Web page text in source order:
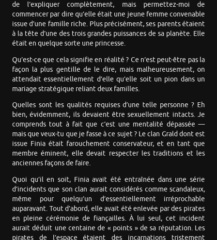
de l’expliquer complètement, mais permettez-moi de
commencer par dire qu’elle était une jeune femme convenable
issue d’une famille riche. Plus précisément, ses parents étaient
à la tête d’une des trois grandes puissances de sa planète. Elle
était en quelque sorte une princesse.
Qu’est-ce que cela signifie en réalité ? Ce n’est peut-être pas la
façon la plus gentille de le dire, mais malheureusement, on
attendait essentiellement d’elle qu’elle soit un pion dans un
mariage stratégique reliant deux familles.
Quelles sont les qualités requises d’une telle personne ? Eh
bien, évidemment, ils devaient être sexuellement intacts. Je
comprends tout à fait que c’est une mentalité dépassée —
mais que veux-tu que je fasse à ce sujet ? Le clan Grald dont est
issue Finia était farouchement conservateur, et en tant que
membre éminent, elle devait respecter les traditions et les
anciennes façons de faire.
Quoi qu’il en soit, Finia avait été entraînée dans une série
d’incidents que son clan aurait considérés comme scandaleux,
même pour quelqu’un d’essentiellement irréprochable
auparavant. Tout d’abord, elle avait été enlevée par des pirates
en pleine cérémonie de fiançailles. À lui seul, cet incident
aurait déduit une centaine de « points » de sa réputation. Les
pirates de l’espace étaient des incarnations tristement